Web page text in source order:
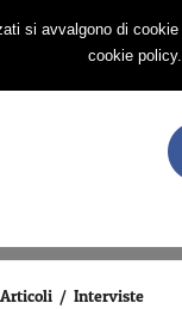
RECENSIONI
Articoli / Interviste
si avvalgono di
cookie